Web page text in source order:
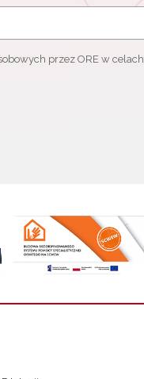
przez ORE w celach